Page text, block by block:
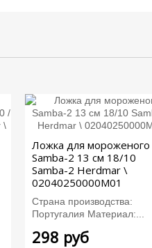
Ложка для мороженого
Samba-2 13 см 18/10
Samba-2 Herdmar \
02040250000M01
Страна производства:
Португалия Материал:...
298 руб